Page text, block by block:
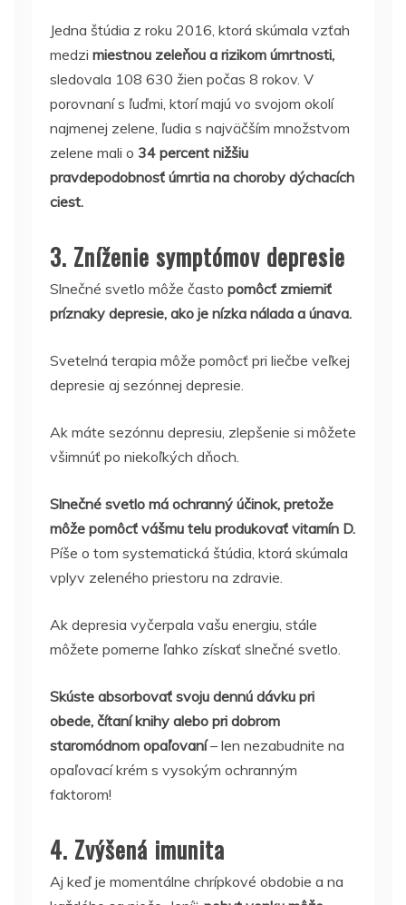
Jedna štúdia z roku 2016, ktorá skúmala vzťah
medzi miestnou zeleňou a rizikom úmrtnosti,
sledovala 108 630 žien počas 8 rokov. V
porovnaní s ľuďmi, ktorí majú vo svojom okolí
najmenej zelene, ľudia s najväčším množstvom
zelene mali o 34 percent nižšiu
pravdepodobnosť úmrtia na choroby dýchacích
ciest.
3. Zníženie symptómov depresie
Slnečné svetlo môže často pomôcť zmierniť
príznaky depresie, ako je nízka nálada a únava.
Svetelná terapia môže pomôcť pri liečbe veľkej
depresie aj sezónnej depresie.
Ak máte sezónnu depresiu, zlepšenie si môžete
všimnúť po niekoľkých dňoch.
Slnečné svetlo má ochranný účinok, pretože
môže pomôcť vášmu telu produkovať vitamín D.
Píše o tom systematická štúdia, ktorá skúmala
vplyv zeleného priestoru na zdravie.
Ak depresia vyčerpala vašu energiu, stále
môžete pomerne ľahko získať slnečné svetlo.
Skúste absorbovať svoju dennú dávku pri
obede, čítaní knihy alebo pri dobrom
staromódnom opaľovaní– len nezabudnite na
opaľovací krém s vysokým ochranným
faktorom!
4. Zvýšená imunita
Aj keď je momentálne chrípkové obdobie a na